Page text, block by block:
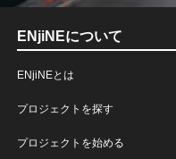
ENjiNEについて
ENjiNEとは
プロジェクトを探す
プロジェクトを始める